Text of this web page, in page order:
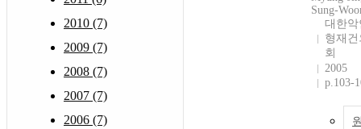
2010 (7)
2009 (7)
2008 (7)
2007 (7)
2006 (7)
Sung-
대한
형재
회
2005
p.103-